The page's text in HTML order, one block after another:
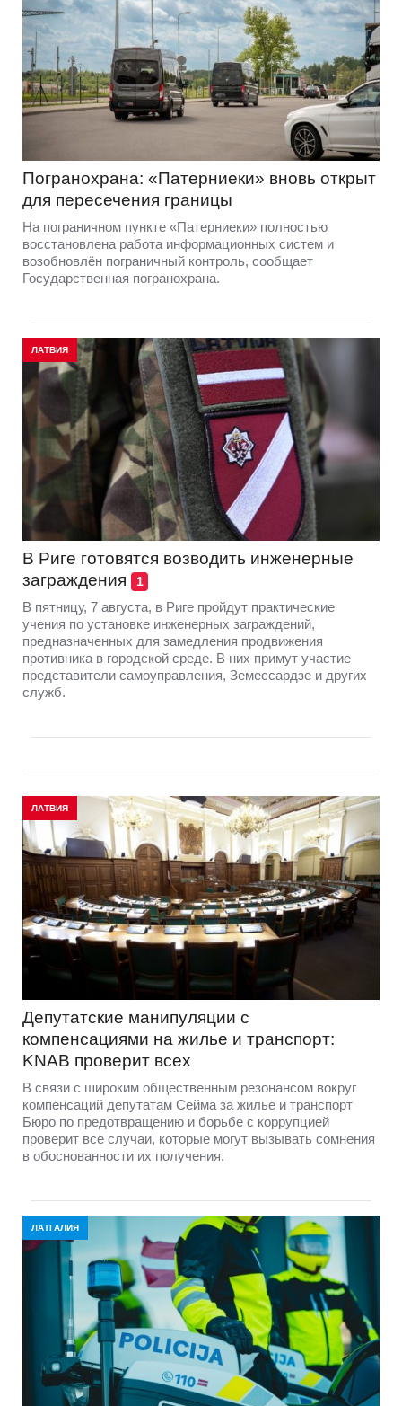
Погранохрана: «Патерниеки» вновь открыт
для пересечения границы
На пограничном пункте «Патерниеки» полностью
восстановлена работа информационных систем и
возобновлён пограничный контроль, сообщает
Государственная погранохрана.
ЛАТВИЯ
В Риге готовятся возводить инженерные
заграждения
1
В пятницу, 7 августа, в Риге пройдут практические
учения по установке инженерных заграждений,
предназначенных для замедления продвижения
противника в городской среде. В них примут участие
представители самоуправления, Земессардзе и других
служб.
ЛАТВИЯ
Депутатские манипуляции с
компенсациями на жилье и транспорт:
KNAB проверит всех
В связи с широким общественным резонансом вокруг
компенсаций депутатам Сейма за жилье и транспорт
Бюро по предотвращению и борьбе с коррупцией
проверит все случаи, которые могут вызывать сомнения
в обоснованности их получения.
ЛАТГАЛИЯ